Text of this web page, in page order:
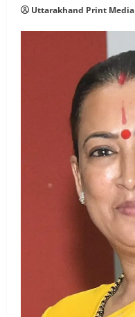
Uttarakhand Print Media